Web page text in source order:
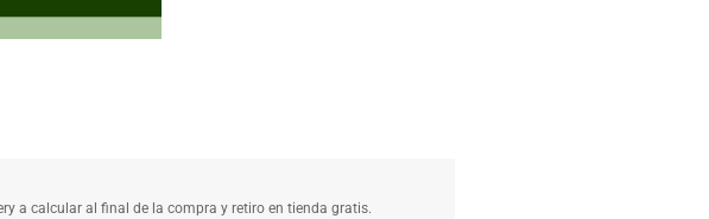
a calcular al final de la compra y retiro en tienda gratis.